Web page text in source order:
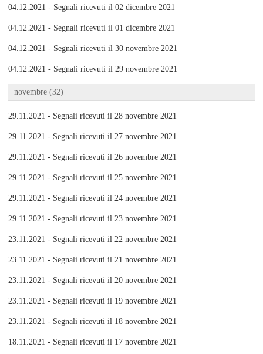
04.12.2021 - Segnali ricevuti il 02 dicembre 2021
04.12.2021 - Segnali ricevuti il 01 dicembre 2021
04.12.2021 - Segnali ricevuti il 30 novembre 2021
04.12.2021 - Segnali ricevuti il 29 novembre 2021
novembre (32)
29.11.2021 - Segnali ricevuti il 28 novembre 2021
29.11.2021 - Segnali ricevuti il 27 novembre 2021
29.11.2021 - Segnali ricevuti il 26 novembre 2021
29.11.2021 - Segnali ricevuti il 25 novembre 2021
29.11.2021 - Segnali ricevuti il 24 novembre 2021
29.11.2021 - Segnali ricevuti il 23 novembre 2021
23.11.2021 - Segnali ricevuti il 22 novembre 2021
23.11.2021 - Segnali ricevuti il 21 novembre 2021
23.11.2021 - Segnali ricevuti il 20 novembre 2021
23.11.2021 - Segnali ricevuti il 19 novembre 2021
23.11.2021 - Segnali ricevuti il 18 novembre 2021
18.11.2021 - Segnali ricevuti il 17 novembre 2021